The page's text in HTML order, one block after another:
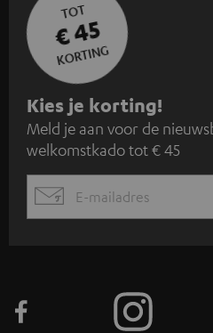
TOT
€ 45
KORTING
A
a
n
m
e
n
Kies je korting!
Meld je aan voor de
welkomstkado tot € 45
EMAIL